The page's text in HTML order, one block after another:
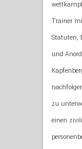
Trainer
Statuten,
und
zu
einen